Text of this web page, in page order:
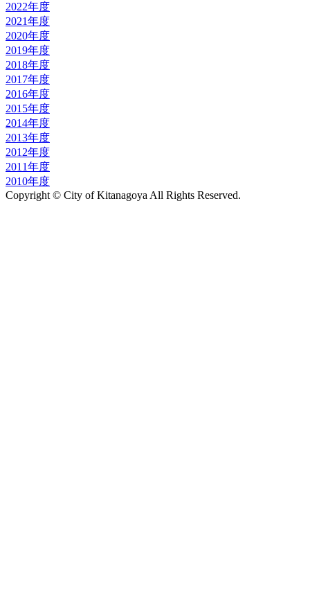
2022年度
2021年度
2020年度
2019年度
2018年度
2017年度
2016年度
2015年度
2014年度
2013年度
2012年度
2011年度
2010年度
Copyright © City of Kitanagoya All Rights Reserved.